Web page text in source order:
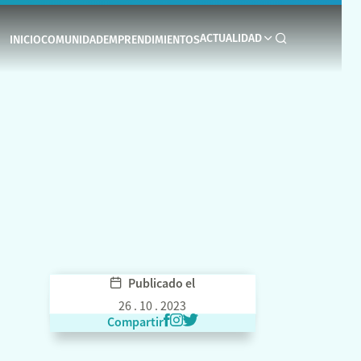
INICIOCOMUNIDADEMPRENDIMIENTOSACTUALIDAD
Publicado el
26 . 10 . 2023
Compartir